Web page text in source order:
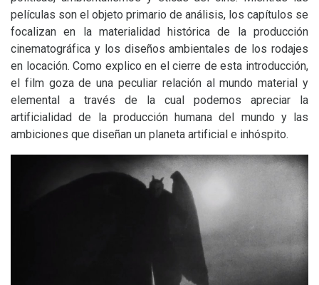
películas son el objeto primario de análisis, los capítulos se
focalizan en la materialidad histórica de la producción
cinematográfica y los diseños ambientales de los rodajes
en locación. Como explico en el cierre de esta introducción,
el film goza de una peculiar relación al mundo material y
elemental a través de la cual podemos apreciar la
artificialidad de la producción humana del mundo y las
ambiciones que diseñan un planeta artificial e inhóspito.